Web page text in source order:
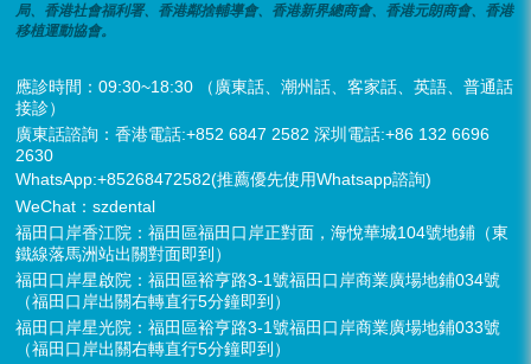
局、香港社會福利署、香港鄰捨輔導會、香港新界總商會、香港元朗商會、香港
移植運動協會。
應診時間：09:30~18:30 （廣東話、潮州話、客家話、英語、普通話
接診）
廣東話諮詢：香港電話:+852 6847 2582 深圳電話:+86 132 6696
2630
WhatsApp:+85268472582(推薦優先使用Whatsapp諮詢)
WeChat：szdental
福田口岸香江院：福田區福田口岸正對面，海悅華城104號地鋪（東
鐵線落馬洲站出關對面即到）
福田口岸星啟院：福田區裕亨路3-1號福田口岸商業廣場地鋪034號
（福田口岸出關右轉直行5分鐘即到）
福田口岸星光院：福田區裕亨路3-1號福田口岸商業廣場地鋪033號
（福田口岸出關右轉直行5分鐘即到）